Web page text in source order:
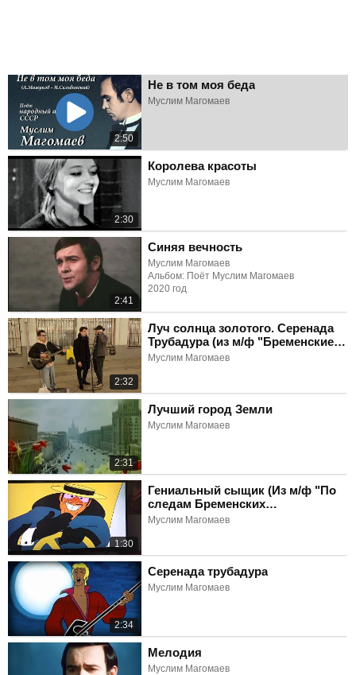
2:50
Не в том моя беда
Муслим Магомаев
2:30
Королева красоты
Муслим Магомаев
2:41
Синяя вечность
Муслим Магомаев
Альбом: Поёт Муслим Магомаев
2020 год
2:32
Луч солнца золотого. Серенада
Трубадура (из м/ф "Бременские
музыканты")
Муслим Магомаев
2:31
Лучший город Земли
Муслим Магомаев
1:30
Гениальный сыщик (Из м/ф "По
следам Бременских
музыкантов")
Муслим Магомаев
2:34
Серенада трубадура
Муслим Магомаев
Мелодия
Муслим Магомаев